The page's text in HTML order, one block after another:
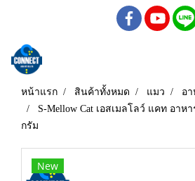
หน้าแรก สินค้าทั้งหมด แมว
อ
S-Mellow Cat เอสเมลโลว์ แคท อาห
กรัม
New